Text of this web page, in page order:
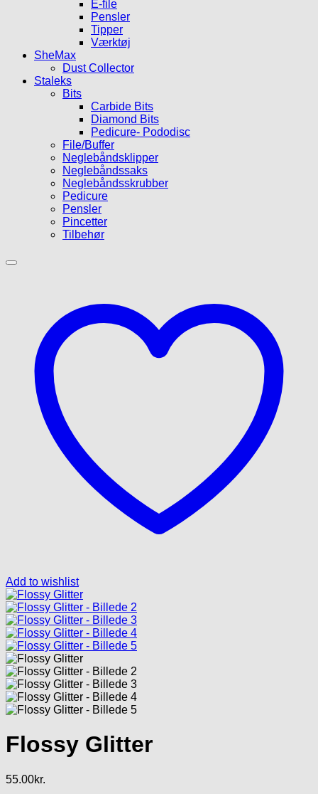
E-file
Pensler
Tipper
Værktøj
SheMax
Dust Collector
Staleks
Bits
Carbide Bits
Diamond Bits
Pedicure- Pododisc
File/Buffer
Neglebåndsklipper
Neglebåndssaks
Neglebåndsskrubber
Pedicure
Pensler
Pincetter
Tilbehør
Add to wishlist
Flossy Glitter
55.00kr.